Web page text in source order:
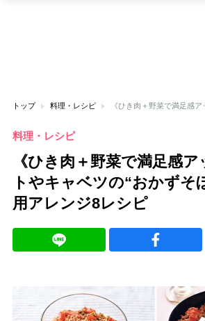
トップ 料理・レシピ
料理・レシピ
《ひき肉＋野菜で満足感
トやキャベツの“おかずそ
用アレンジ8レシピ